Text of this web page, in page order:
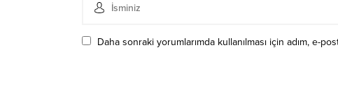
Daha sonraki yorumlarımda kullanılması için adım, e-